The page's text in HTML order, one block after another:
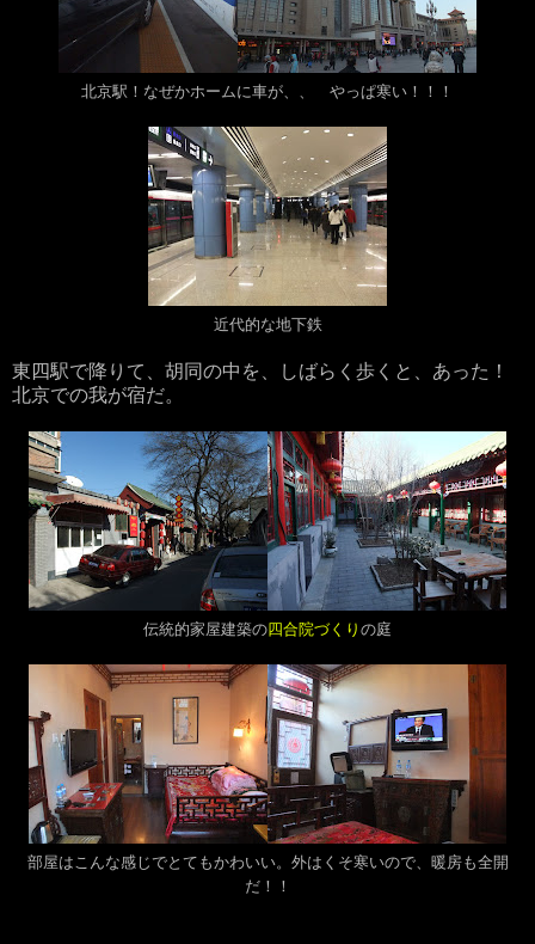
北京駅！なぜかホームに車が、、 やっぱ寒い！！！
近代的な地下鉄
東四駅で降りて、胡同の中を、しばらく歩くと、あった！
北京での我が宿だ。
伝統的家屋建築の四合院づくり の庭
部屋はこんな感じでとてもかわいい。外はくそ寒いので、暖房も全開
だ！！